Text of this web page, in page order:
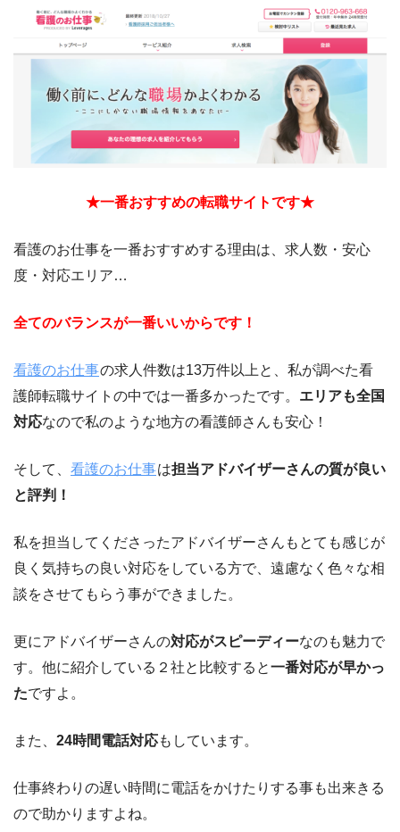
★一番おすすめの転職サイトです★
看護のお仕事を一番おすすめする理由は、求人数・安心
度・対応エリア…
全てのバランスが一番いいからです！
看護のお仕事の求人件数は13万件以上と、私が調べた看
護師転職サイトの中では一番多かったです。 エリアも全国
対応なので私のような地方の看護師さんも安心！
そして、 看護のお仕事は担当アドバイザーさんの質が良い
と評判！
私を担当してくださったアドバイザーさんもとても感じが
良く気持ちの良い対応をしている方で、遠慮なく色々な相
談をさせてもらう事ができました。
更にアドバイザーさんの対応がスピーディーなのも魅力で
す。他に紹介している２社と比較すると一番対応が早かっ
たですよ。
また、 24時間電話対応もしています。
仕事終わりの遅い時間に電話をかけたりする事も出来きる
ので助かりますよね。